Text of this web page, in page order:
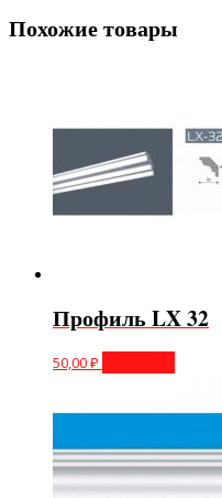
Похожие товары
Профиль LX 32
50,00₽